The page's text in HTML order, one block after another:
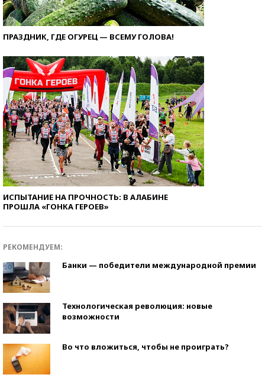
ПРАЗДНИК, ГДЕ ОГУРЕЦ — ВСЕМУ ГОЛОВА!
ИСПЫТАНИЕ НА ПРОЧНОСТЬ: В АЛАБИНЕ
ПРОШЛА «ГОНКА ГЕРОЕВ»
РЕКОМЕНДУЕМ:
Банки — победители международной премии
Технологическая революция: новые
возможности
Во что вложиться, чтобы не проиграть?